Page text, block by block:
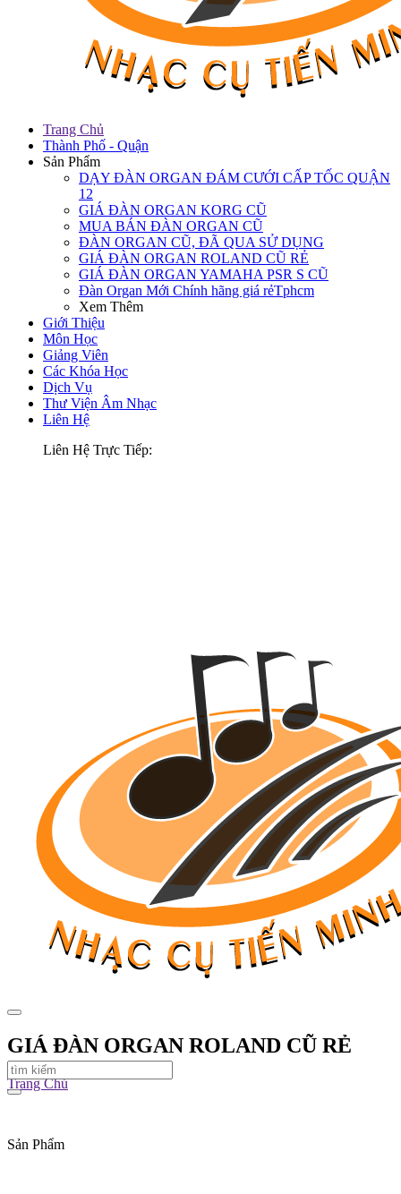
Trang Chủ
Thành Phố - Quận
Sản Phẩm
DẠY ĐÀN ORGAN ĐÁM CƯỚI CẤP TỐC QUẬN
12
GIÁ ĐÀN ORGAN KORG CŨ
MUA BÁN ĐÀN ORGAN CŨ
ĐÀN ORGAN CŨ, ĐÃ QUA SỬ DỤNG
GIÁ ĐÀN ORGAN ROLAND CŨ RẺ
GIÁ ĐÀN ORGAN YAMAHA PSR S CŨ
Đàn Organ Mới Chính hãng giá rẻTphcm
Xem Thêm
Giới Thiệu
Môn Học
Giảng Viên
Các Khóa Học
Dịch Vụ
Thư Viện Âm Nhạc
Liên Hệ
Liên Hệ Trực Tiếp:
GIÁ ĐÀN ORGAN ROLAND CŨ RẺ
Trang Chủ
Sản Phẩm